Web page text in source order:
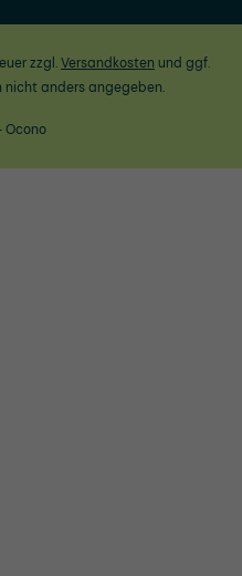
zzgl.Versandkosten und ggf.
nicht anders angegeben.